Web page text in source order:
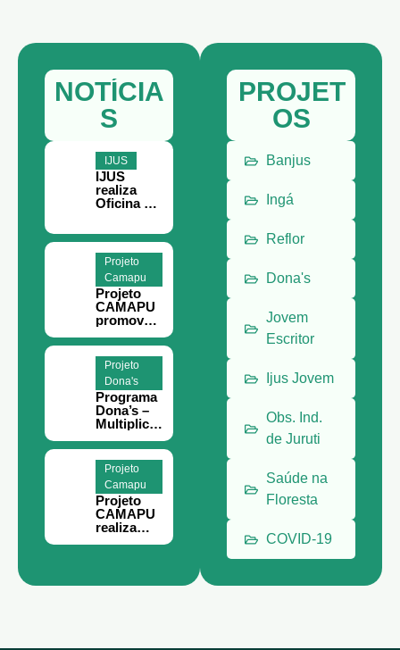
NOTÍCIA
S
IJUS
IJUS
realiza
Oficina de
e
Planejame
nto
Estratégic
o em
Juruti
Projeto
Camapu
Projeto
CAMAPU
promove
meliponic
ultura
para
comunida
des rurais
de Juruti.
Projeto
Dona's
Programa
Dona’s –
Multiplica
abre
inscrições
para
mulheres
empreend
edoras em
Juruti
Projeto
Camapu
Projeto
CAMAPU
realiza
PROJET
OS
Banjus
Ingá
Reflor
Dona's
Jovem
Escritor
Ijus Jovem
Obs. Ind.
de Juruti
Saúde na
Floresta
COVID-19